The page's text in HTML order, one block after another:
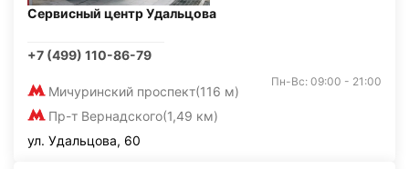
Сервисный центр Удальцова
+7 (499) 110-86-79
Мичуринский проспект(116 м)
Пр-т Вернадского(1,49 км)
Пн-Вс: 09:00 - 21:00
ул. Удальцова, 60